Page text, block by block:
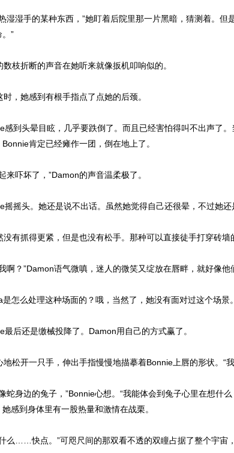
湿湿手的某种东西，”她盯着后院里那一片黑暗，猜测着。
”
枝折断的声音在她听来就像扳机叩响似的。
，她感到有根手指点了点她的后颈。
到头晕目眩，几乎要跌倒了。而且已经害怕得叫不出声了
肯定已经瘫作一团，倒在地上了。
来吓坏了，”Damon的声音温柔极了。
摇头。她还是说不出话。虽然她觉得自己还很晕，不过她还
有抓得更紧，但是也没有松手。那种可以直接徒手打穿砖墙
啊？”Damon语气微嗔，迷人的微笑又绽放在唇畔，就好像他
怎么处理这种场面的？哦，当然了，她没有面对过这个场景
后还是缴械投降了。Damon用自己的方式赢了。
松开一只手，伸出手指慢慢地描摹着Bonnie上唇的形状。“
蛇身边的兔子，”Bonnie心想。“我能体会到兔子心里在想什
感到身体里有一股热量和激情在战栗。
么……快点。”可咫尺间的那双看不透的双瞳占据了整个宇宙